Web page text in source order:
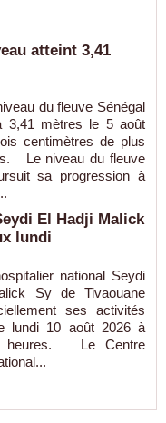
atteint 3,41
du fleuve Sénégal
3,41 mètres le 5 août
centimètres de plus
Le niveau du fleuve
sa progression à
El Hadji Malick
lundi
national Seydi
Sy de Tivaouane
ses activités
lundi 10 août 2026 à
heures. Le Centre